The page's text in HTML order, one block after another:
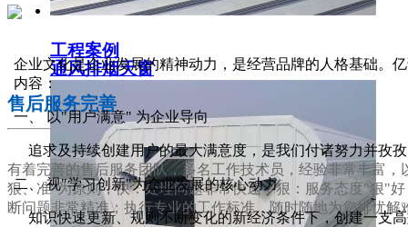
通风排烟天窗
工程案例
03
售后服务完善
有着完善的售后服务团队，多名工作技术员，经验非常丰富，
狠、准"为原则，快：处理问题非常快速；狠：服务态度"狠"
断问题非常精准；执行专业的工作标准，随时随地为您排忧解
企业文化是企业发展的精神动力，是经营品牌的人格基础。
内容：
一、 以"用户满意" 为企业导向
追求及持续创建用户的最大满意度，是我们付诸努力并孜
二、 视"学习创新"为企业发展的核心动力
知识快速更新、规则不断变化的新经济条件下，创建一支